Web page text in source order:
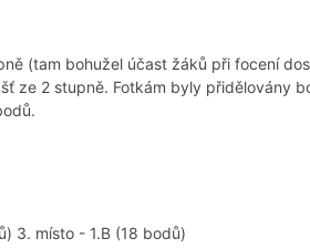
(tam bohužel účast žáků při focení
ze 2 stupně. Fotkám byly přidělovány
3. místo - 1.B (18 bodů)